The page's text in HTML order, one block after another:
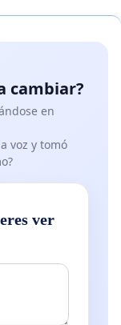
cambiar?
en
voz y tomó
ver